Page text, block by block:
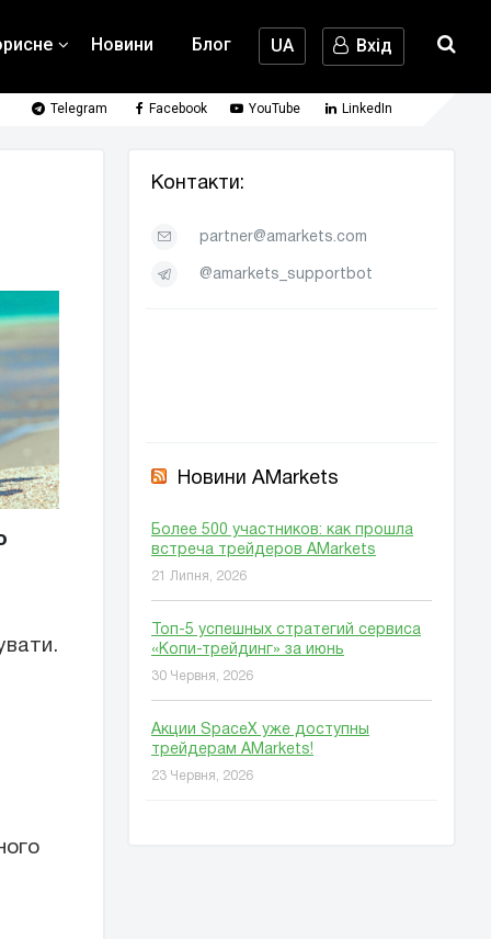
Новини Блог UA Вхід
Telegram Facebook YouTube LinkedIn
Контакти:
partner@amarkets.com
@amarkets_supportbot
Новини AMarkets
Более 500 участников: как прошла
встреча трейдеров AMarkets
21 Липня, 2026
Топ-5 успешных стратегий сервиса
«Копи-трейдинг» за июнь
30 Червня, 2026
Акции SpaceX уже доступны
трейдерам AMarkets!
23 Червня, 2026